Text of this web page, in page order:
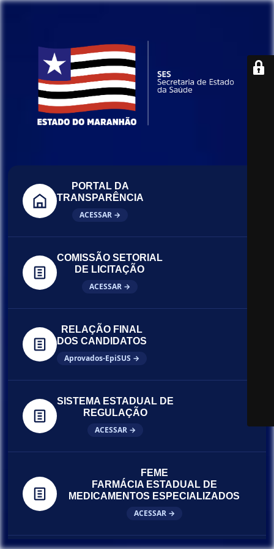
PORTAL DA
TRANSPARÊNCIA
ACESSAR →
COMISSÃO SETORIAL
DE LICITAÇÃO
ACESSAR →
RELAÇÃO FINAL
DOS CANDIDATOS
Aprovados-EpiSUS →
SISTEMA ESTADUAL DE
REGULAÇÃO
ACESSAR →
FEME
FARMÁCIA ESTADUAL DE
MEDICAMENTOS ESPECIALIZADOS
ACESSAR →